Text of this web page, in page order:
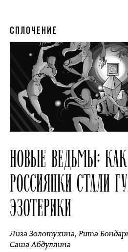
СПЛОЧЕНИЕ
НОВЫЕ ВЕДЬМЫ:
РОССИЯНКИ СТАЛИ
ЭЗОТЕРИКИ
Лиза Золотухина,Рита
Саша Абдуллина